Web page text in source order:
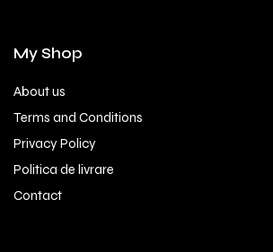
My Shop
About us
Terms and Conditions
Privacy Policy
Politica de livrare
Contact